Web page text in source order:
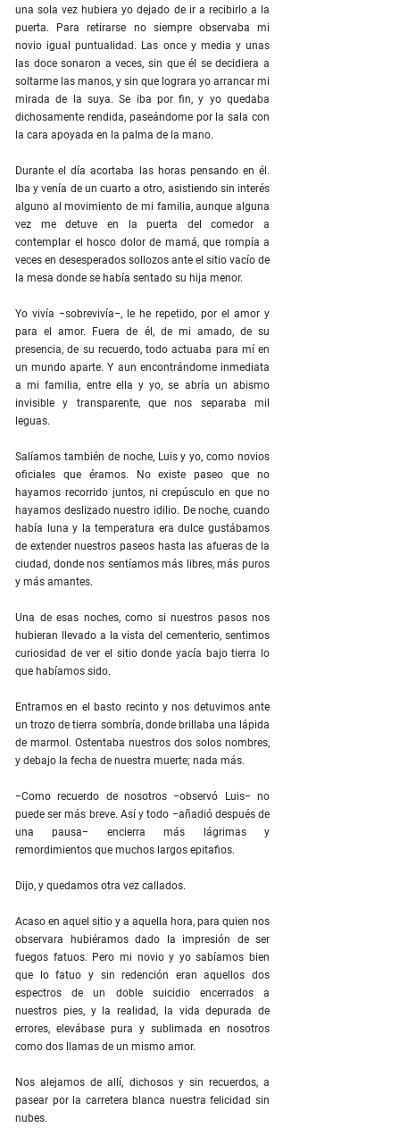
una sola vez hubiera yo dejado de ir a recibirlo a la
puerta. Para retirarse no siempre observaba mi
novio igual puntualidad. Las once y media y unas
las doce sonaron a veces, sin que él se decidiera a
soltarme las manos, y sin que lograra yo arrancar mi
mirada de la suya. Se iba por fin, y yo quedaba
dichosamente rendida, paseándome por la sala con
la cara apoyada en la palma de la mano.
Durante el día acortaba las horas pensando en él.
Iba y venía de un cuarto a otro, asistiendo sin interés
alguno al movimiento de mi familia, aunque alguna
vez me detuve en la puerta del comedor a
contemplar el hosco dolor de mamá, que rompía a
veces en desesperados sollozos ante el sitio vacío de
la mesa donde se había sentado su hija menor.
Yo vivía −sobrevivía−, le he repetido, por el amor y
para el amor. Fuera de él, de mi amado, de su
presencia, de su recuerdo, todo actuaba para mí en
un mundo aparte. Y aun encontrándome inmediata
a mi familia, entre ella y yo, se abría un abismo
invisible y transparente, que nos separaba mil
leguas.
Salíamos también de noche, Luis y yo, como novios
oficiales que éramos. No existe paseo que no
hayamos recorrido juntos, ni crepúsculo en que no
hayamos deslizado nuestro idilio. De noche, cuando
había luna y la temperatura era dulce gustábamos
de extender nuestros paseos hasta las afueras de la
ciudad, donde nos sentíamos más libres, más puros
y más amantes.
Una de esas noches, como si nuestros pasos nos
hubieran llevado a la vista del cementerio, sentimos
curiosidad de ver el sitio donde yacía bajo tierra lo
que habíamos sido.
Entramos en el basto recinto y nos detuvimos ante
un trozo de tierra sombría, donde brillaba una lápida
de marmol. Ostentaba nuestros dos solos nombres,
y debajo la fecha de nuestra muerte; nada más.
−Como recuerdo de nosotros −observó Luis− no
puede ser más breve. Así y todo −añadió después de
una pausa− encierra más lágrimas y
remordimientos que muchos largos epitafios.
Dijo, y quedamos otra vez callados.
Acaso en aquel sitio y a aquella hora, para quien nos
observara hubiéramos dado la impresión de ser
fuegos fatuos. Pero mi novio y yo sabíamos bien
que lo fatuo y sin redención eran aquellos dos
espectros de un doble suicidio encerrados a
nuestros pies, y la realidad, la vida depurada de
errores, elevábase pura y sublimada en nosotros
como dos llamas de un mismo amor.
Nos alejamos de allí, dichosos y sin recuerdos, a
pasear por la carretera blanca nuestra felicidad sin
nubes.